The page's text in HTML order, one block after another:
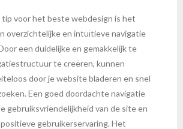
voor het beste webdesign is het
overzichtelijke en intuïtieve navigatie
een duidelijke en gemakkelijk te
te creëren, kunnen
door je website bladeren en snel
Een goed doordachte navigatie
gebruiksvriendelijkheid van de site en
gebruikerservaring. Het